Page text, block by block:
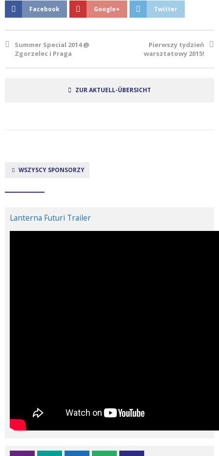
Facebook Google+ Twitter
Summer Special 2014 @
Zgorzelec i Praga
Pierwszy tydzień
warsztatowy 2015!
ZUR AKTUELL-ÜBERSICHT
WSZYSCY SPONSORZY
Lanterna Futuri Trailer